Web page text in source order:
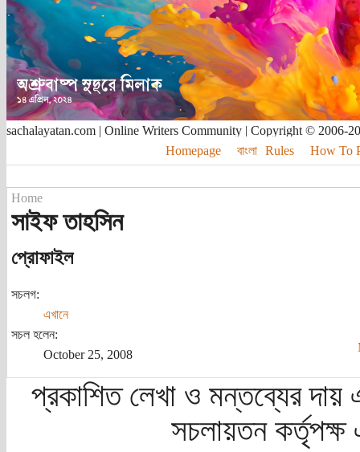
sachalayatan.com | Online Writers Community | Copyright © 2006-
Homepage
বাংলা Rules How To
Home
সাইফ তাহসিন
প্রোফাইল
সচলগ:
এখানে
সচল হলেন:
October 25, 2008
প্রকাশিত লেখা ও মন্তব্যের দায়
সচলায়তন